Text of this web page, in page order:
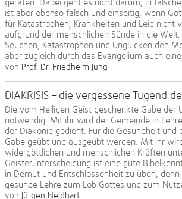
geraten. Dabei geht es nicht darum, in
ist aber ebenso falsch und einseitig, wenn
für Katastrophen, Krankheiten und Leid nicht
aufgrund der menschlichen Sünde in die
Seuchen, Katastrophen und Unglücken den
aber zugleich durch das Evangelium auch
von Prof. Dr. Friedhelm Jung
DIAKRISIS – die vergessene Tugend
Die vom Heiligen Geist geschenkte Gabe
notwendig. Mit ihr wird der Gemeinde in
der Diakonie gedient. Für die Gesundheit
Gabe geübt und ausgeübt werden. Mit ihr
widergöttlichen und menschlichen Kräften
Geisterunterscheidung ist eine gute
in Demut und Entschlossenheit zu üben,
gesunde Lehre zum Lob Gottes und zum
von Jürgen Neidhart